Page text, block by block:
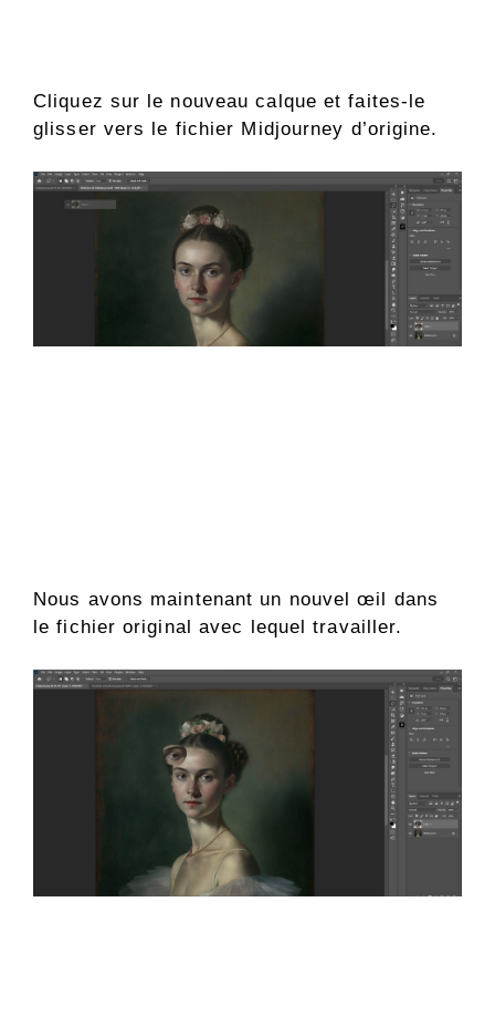
Cliquez sur le nouveau calque et faites-le
glisser vers le fichier Midjourney d’origine.
Nous avons maintenant un nouvel œil dans
le fichier original avec lequel travailler.